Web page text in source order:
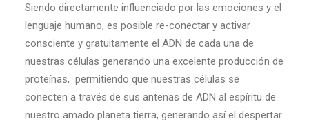
Siendo directamente influenciado por las emociones y el
lenguaje humano, es posible re-conectar y activar
consciente y gratuitamente el ADN de cada una de
nuestras células generando una excelente producción de
proteínas, permitiendo que nuestras células se
conecten a través de sus antenas de ADN al espíritu de
nuestro amado planeta tierra, generando así el despertar